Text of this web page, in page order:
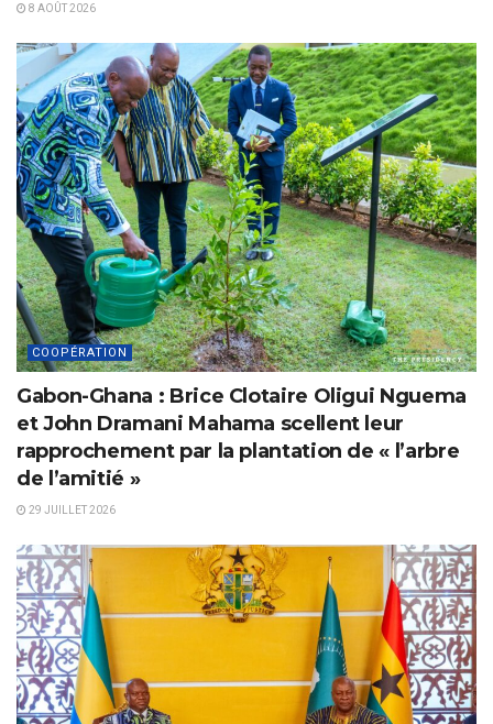
8 AOÛT 2026
COOPÉRATION
Gabon-Ghana : Brice Clotaire Oligui Nguema
et John Dramani Mahama scellent leur
rapprochement par la plantation de « l’arbre
de l’amitié »
29 JUILLET 2026